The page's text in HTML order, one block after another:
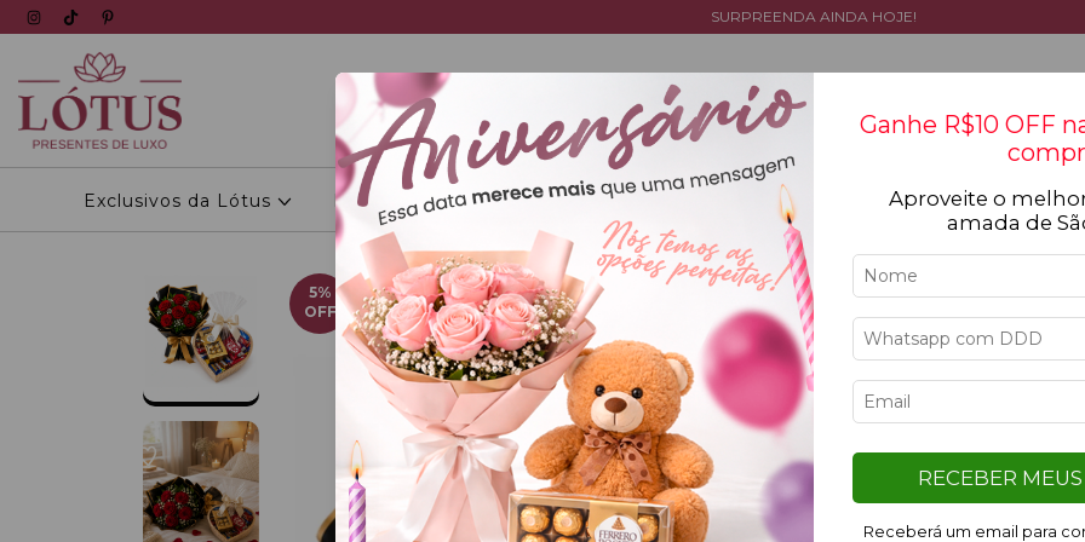
SURPREENDA AINDA HOJE!
Exclusivos da Lótus Personalizados Tipos de flores Cestas Coleção
5%
OFF
Ganhe R$10 OFF
Aproveite o
amada de
RECEBER
Receberá um email para